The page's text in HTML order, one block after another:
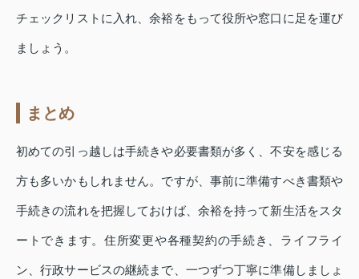
チェックリストに入れ、余裕をもって役所や窓口に足を運び
ましょう。
まとめ
初めての引っ越しは手続きや必要書類が多く、不安を感じる
方も多いかもしれません。ですが、事前に準備すべき書類や
手続きの流れを把握しておけば、余裕を持って新生活をスタ
ートできます。住所変更や各種契約の手続き、ライフライ
ン、行政サービスの継続まで、一つずつ丁寧に準備しましょ